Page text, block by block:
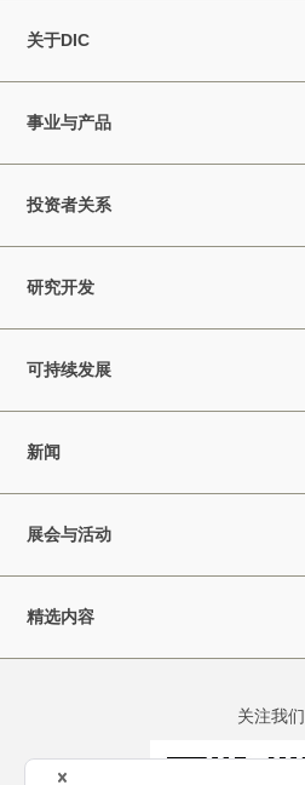
关于DIC
事业与产品
投资者关系
研究开发
可持续发展
新闻
展会与活动
精选内容
关注我们